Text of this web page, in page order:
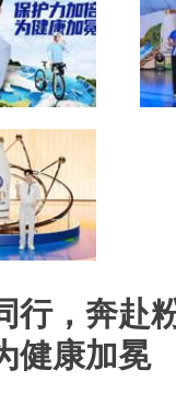
行，奔赴
健康加冕